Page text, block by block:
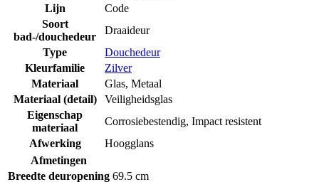
Lijn
Code
Soort
bad-/douchedeur
Draaideur
Type
Douchedeur
Kleurfamilie
Zilver
Materiaal
Glas, Metaal
Materiaal (detail)
Veiligheidsglas
Eigenschap
materiaal
Corrosiebestendig, Impact resistent
Afwerking
Hoogglans
Afmetingen
Breedte deuropening 69.5 cm